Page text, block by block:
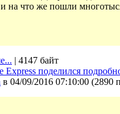
и на что же пошли
| 4147 байт
Express поделился
в 04/09/2016 07:10:00 (2890